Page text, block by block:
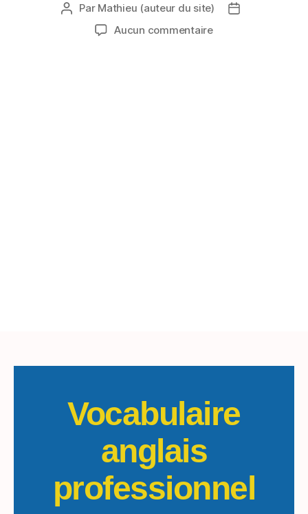
Auteur
l’article
Par Mathieu (auteur du site)
Date
Aucun commentairesur
Vocabulaire
anglais
professionnel